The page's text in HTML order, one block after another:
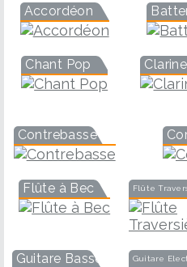
Accordéon
Chant Pop
Contrebasse
Flûte à Bec Flûte
Guitare Basse Guitare